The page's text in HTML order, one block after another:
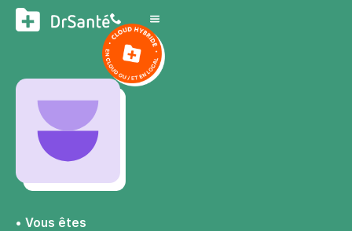
Vous êtes